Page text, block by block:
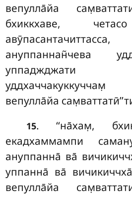
вепулла̄йа
бхиккхаве,
ануппаннан̃чева
уппаджджати
уддхаччакуккуччам̣
вепулла̄йа
15. ‘‘на̄хам̣,
екадхаммампи
ануппанна̄ ва̄
уппанна̄ ва̄
вепулла̄йа